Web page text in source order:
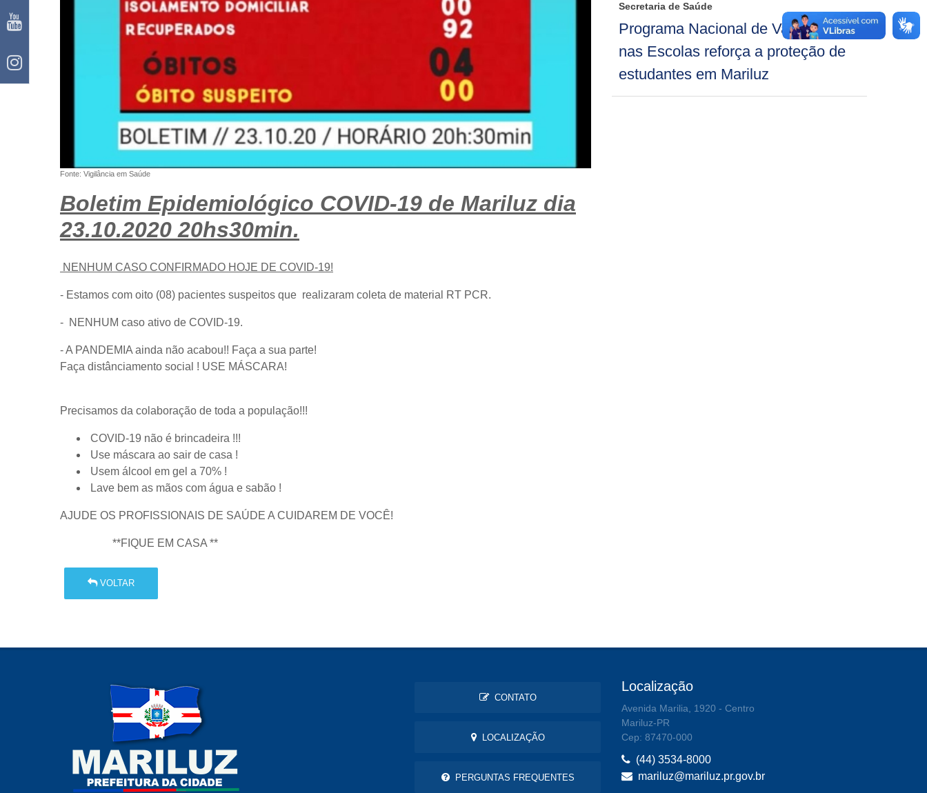
Fonte: Vigilância em Saúde
Boletim Epidemiológico COVID-19 de Mariluz dia
23.10.2020 20hs30min.
NENHUM CASO CONFIRMADO HOJE DE COVID-19!
- Estamos com oito (08) pacientes suspeitos que realizaram coleta de material RT PCR.
- NENHUM caso ativo de COVID-19.
- A PANDEMIA ainda não acabou!! Faça a sua parte!
Faça distânciamento social ! USE MÁSCARA!
Precisamos da colaboração de toda a população!!!
COVID-19 não é brincadeira !!!
Use máscara ao sair de casa !
Usem álcool em gel a 70% !
Lave bem as mãos com água e sabão !
AJUDE OS PROFISSIONAIS DE SAÚDE A CUIDAREM DE VOCÊ!
**FIQUE EM CASA **
VOLTAR
Secretaria de Saúde
Programa Nacional de Vacinação
nas Escolas reforça a proteção de
estudantes em Mariluz
CONTATO
LOCALIZAÇÃO
PERGUNTAS FREQUENTES
Localização
Avenida Marilia, 1920 - Centro
Mariluz-PR
Cep: 87470-000
(44) 3534-8000
mariluz@mariluz.pr.gov.br